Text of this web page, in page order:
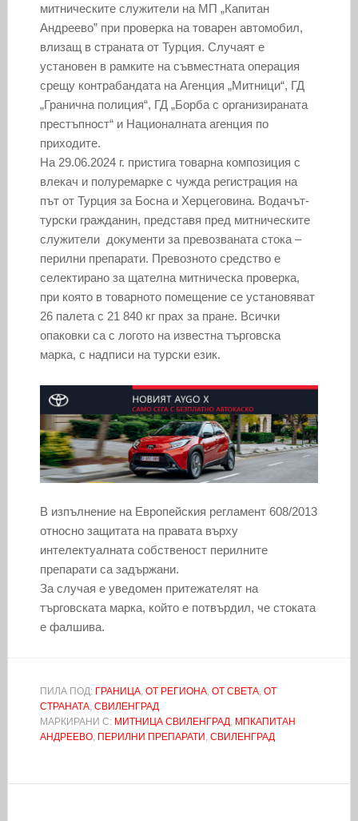
митническите служители на МП „Капитан
Андреево” при проверка на товарен автомобил,
влизащ в страната от Турция. Случаят е
установен в рамките на съвместната операция
срещу контрабандата на Агенция „Митници“, ГД
„Гранична полиция“, ГД „Борба с организираната
престъпност“ и Националната агенция по
приходите.
На 29.06.2024 г. пристига товарна композиция с
влекач и полуремарке с чужда регистрация на
път от Турция за Босна и Херцеговина. Водачът-
турски гражданин, представя пред митническите
служители документи за превозваната стока –
перилни препарати. Превозното средство е
селектирано за щателна митническа проверка,
при която в товарното помещение се установяват
26 палета с 21 840 кг прах за пране. Всички
опаковки са с логото на известна търговска
марка, с надписи на турски език.
В изпълнение на Европейския регламент 608/2013
относно защитата на правата върху
интелектуалната собственост перилните
препарати са задържани.
За случая е уведомен притежателят на
търговската марка, който е потвърдил, че стоката
е фалшива.
ПИЛА ПОД: ГРАНИЦА, ОТ РЕГИОНА, ОТ СВЕТА, ОТ
СТРАНАТА, СВИЛЕНГРАД
МАРКИРАНИ С: МИТНИЦА СВИЛЕНГРАД, МПКАПИТАН
АНДРЕЕВО, ПЕРИЛНИ ПРЕПАРАТИ, СВИЛЕНГРАД